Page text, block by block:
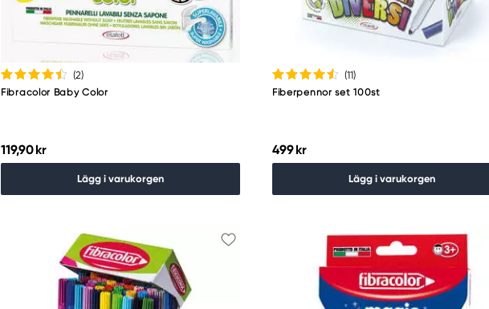
(2)
Fibracolor Baby Color
119,90 kr
Lägg i varukorgen
(11)
Fiberpennor set 100st
499 kr
Lägg i varukorgen